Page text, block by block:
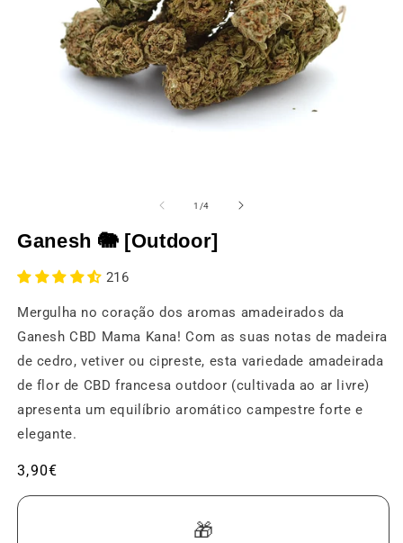
numa
janela
1 /de
4
Ganesh 🐘 [Outdoor]
216
Mergulha no coração dos aromas amadeirados da
Ganesh CBD Mama Kana! Com as suas notas de madeira
de cedro, vetiver ou cipreste, esta variedade amadeirada
de flor de CBD francesa outdoor (cultivada ao ar livre)
apresenta um equilíbrio aromático campestre forte e
elegante.
Preço
habitual
3,90€
🎁